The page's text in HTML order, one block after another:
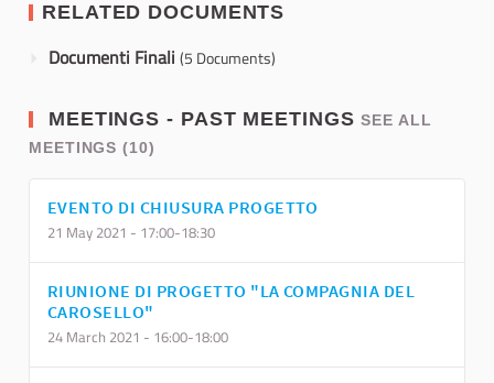
RELATED DOCUMENTS
Documenti Finali (5 Documents)
MEETINGS - PAST MEETINGSSEE ALL
MEETINGS (10)
EVENTO DI CHIUSURA PROGETTO
21 May 2021 - 17:00-18:30
RIUNIONE DI PROGETTO "LA COMPAGNIA DEL
CAROSELLO"
24 March 2021 - 16:00-18:00